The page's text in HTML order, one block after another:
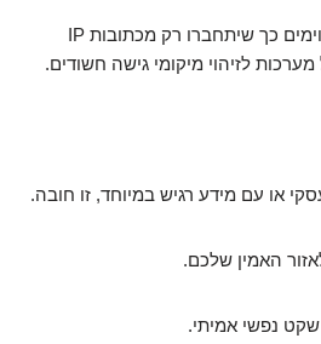
אפשר להגדיר חשבונות מסוימים כך שיתחברו רק מכתובות IP
לזיהוי מיקומי גישה חשודים.
או עם מידע רגיש במיוחד, זו חובה.
האמין שלכם.
שקט נפשי אמיתי.